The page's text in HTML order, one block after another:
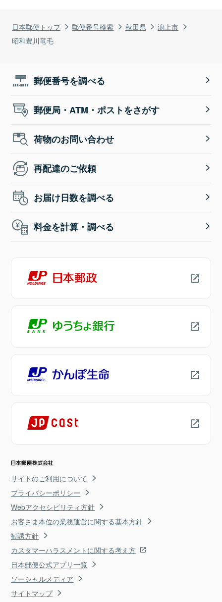
日本郵便トップ 郵便番号検索 秋田県
潟上市
昭和豊川竜毛
郵便番号を調べる
郵便局・ATM・ポストをさがす
荷物のお問い合わせ
再配達のご依頼
お届け日数を調べる
料金を計算・調べる
サイトのご利用について
プライバシーポリシー
Webアクセシビリティ方針
お客さま本位の業務運営に関する基本方針
勧誘方針
カスタマーハラスメントに関する考え方
日本郵便公式アプリ一覧
ソーシャルメディア
サイトマップ